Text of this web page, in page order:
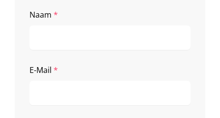
Naam *
E-Mail *